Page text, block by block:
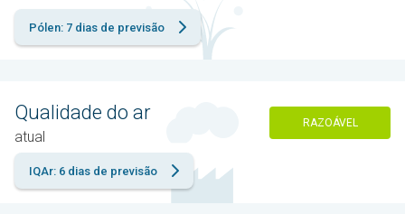
Pólen: 7 dias de previsão
Qualidade do ar
atual
RAZOÁVEL
IQAr: 6 dias de previsão